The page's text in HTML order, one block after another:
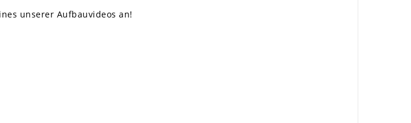
unserer Aufbauvideos an!